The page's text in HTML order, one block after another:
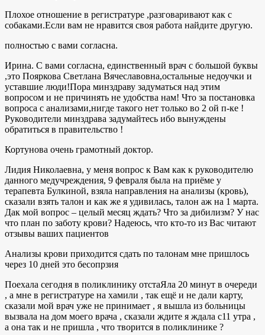
Плохое отношение в регистратуре ,разговаривают как с
собаками.Если вам не нравится своя работа найдите другую.
полностью с вами согласна.
Ирина. С вами согласна, единственный врач с большой буквы
,это Пояркова Светлана Вячеславовна,остальные недоучки и
уставшие люди!Пора минздраву задуматься над этим
вопросом и не причинять не удобства нам! Что за постановка
вопроса с анализами,нигде такого нет только во 2 ой п-ке !
Руководители минздрава задумайтесь ибо вынуждены
обратиться в правительство !
Кортунова очень грамотный доктор.
Лидия Николаевна, у меня вопрос к Вам как к руководителю
данного медучреждения, 9 февраля была на приёме у
терапевта Булкиной, взяла направления на анализы (кровь),
сказали взять талон и как же я удивилась, талон аж на 1 марта.
Дак мой вопрос – целый месяц ждать? Что за дибилизм? У нас
что план по заботу крови? Надеюсь, что кто-то из Вас читают
отзывы ваших пациентов
Анализы крови приходится сдать по талонам мне пришлось
через 10 дней это бесопрзия
Поехала сегодня в поликлинику отстаЯла 20 минут в очереди
, а мне в регистратуре на хамили , так ещё и не дали карту,
сказали мой врач уже не принимает , я вышла из больницы
вызвала на дом моего врача , сказали ждите я ждала с11 утра ,
а она так и не пришла , что творится в поликлинике ?